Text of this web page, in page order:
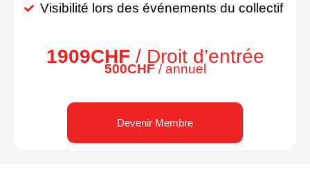
Visibilité lors des événements du collectif
1909CHF / Droit d’entrée
500CHF / annuel
Devenir Membre